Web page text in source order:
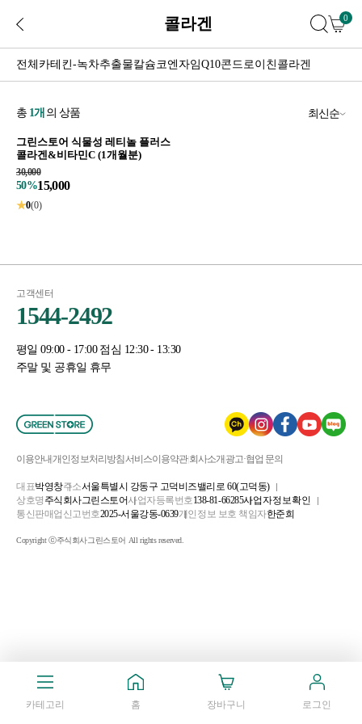
카테고리 홈 장바구니 로그인
콜라겐 0
전체 카테킨-녹차추출물칼슘코엔자임Q10콘드로이친 콜라겐
총 1개 의 상품 최신순
그린스토어 식물성 레티놀 플러스
콜라겐&비타민C (1개월분)
30,000
50%15,000
★0(0)
고객센터
1544-2492
평일 09:00 - 17:00 점심 12:30 - 13:30
주말 및 공휴일 휴무
이용안내개인정보처리방침 서비스이용약관회사소개 광고·협업 문의
대표박영창주소서울특별시 강동구 고덕비즈밸리로 60(고덕동)
상호명 주식회사그린스토어사업자등록번호138-81-66285사업자정보확인
통신판매업신고번호2025-서울강동-0639개인정보 보호 책임자한준희
Copyright ⓒ주식회사그린스토어 All rights reserved.